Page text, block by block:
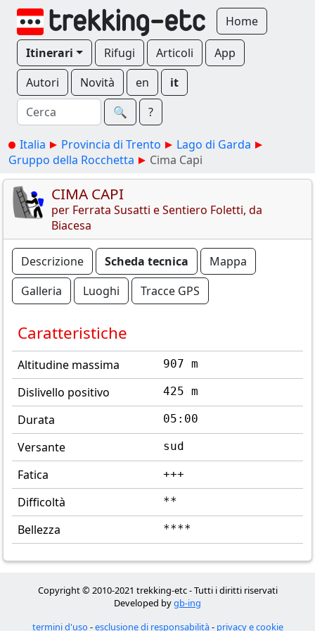
Home
Itinerari Rifugi Articoli
App
Autori
Novità en
it
🔍︎
?
Italia Provincia di Trento
Lago di Garda
Gruppo della Rocchetta
Cima Capi
CIMA CAPI
per Ferrata Susatti e Sentiero Foletti, da
Biacesa
Descrizione Scheda tecnica
Mappa
Galleria
Luoghi Tracce GPS
Caratteristiche
Altitudine massima 907 m
Dislivello positivo 425 m
Durata 05:00
Versante sud
Fatica +++
Difficoltà **
Bellezza ****
Copyright © 2010-2021 trekking-etc - Tutti i diritti riservati
Developed bygb-ing
termini d'uso -esclusione di responsabilità- privacy e cookie